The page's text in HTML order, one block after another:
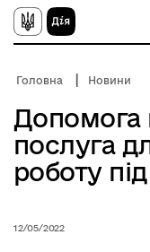
П
е
р
й
д
о
н
о
Головна Новини
Допомога
послуга
роботу
12/05/2022